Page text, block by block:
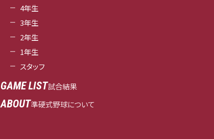
4年生
3年生
2年生
1年生
スタッフ
GAME LIST試合結果
ABOUT準硬式野球について